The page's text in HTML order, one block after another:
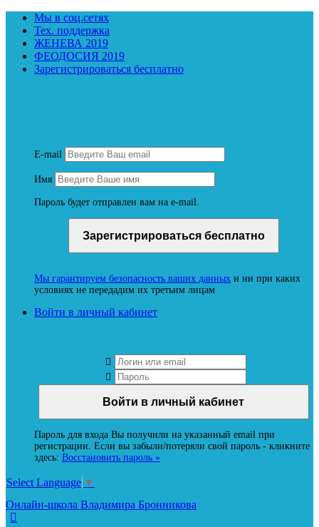
Мы в соц.сетях
Тех. поддержка
ЖЕНЕВА 2019
ФЕОДОСИЯ 2019
Зарегистрироваться бесплатно
E-mail
Имя
Пароль будет отправлен вам на e-mail.
Мы гарантируем безопасность ваших данных и ни при каких
условиях не передадим их третьим лицам
Войти в личный кабинет
Пароль для входа Вы получили на указанный email при
регистрации. Если вы забыли/потеряли свой пароль - кликните
здесь: Восстановить пароль »
Select Language ▼
Онлайн-школа Владимира Бронникова